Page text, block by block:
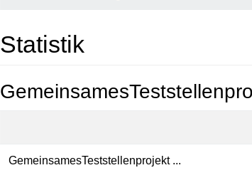
Statistik
GemeinsamesTeststellenprojekt ...